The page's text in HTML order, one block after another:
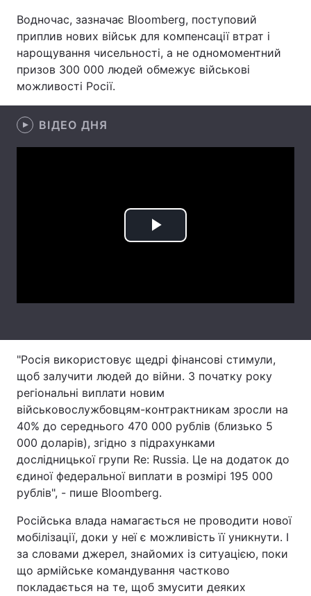
Лонгріди
Відео з Youtube
Інтерв'ю
Архів
Водночас, зазначає Bloomberg, поступовий
приплив нових військ для компенсації втрат і
нарощування чисельності, а не одномоментний
призов 300 000 людей обмежує військові
можливості Росії.
ВІДЕО ДНЯ
Play
"Росія використовує щедрі фінансові стимули,
щоб залучити людей до війни. З початку року
регіональні виплати новим
військовослужбовцям-контрактникам зросли на
40% до середнього 470 000 рублів (близько 5
000 доларів), згідно з підрахунками
дослідницької групи Re: Russiа. Це на додаток до
єдиної федеральної виплати в розмірі 195 000
рублів", - пише Bloomberg.
Російська влада намагається не проводити нової
мобілізації, доки у неї є можливість її уникнути. І
за словами джерел, знайомих із ситуацією, поки
що армійське командування частково
покладається на те, щоб змусити деяких